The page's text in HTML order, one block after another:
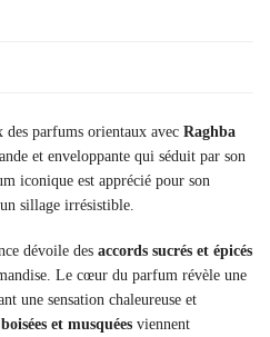
des parfums orientaux avec Raghba
et enveloppante qui séduit par son
iconique est apprécié pour son
sillage irrésistible.
dévoile des accords sucrés et épicés
Le cœur du parfum révèle une
une sensation chaleureuse et
et musquées viennent